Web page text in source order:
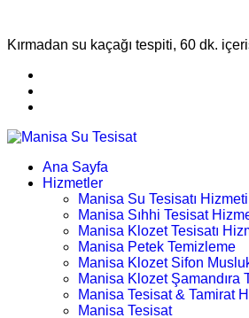
Kırmadan su kaçağı tespiti, 60 dk.
Ana Sayfa
Hizmetler
Manisa Su Tesisatı Hizmeti
Manisa Sıhhi Tesisat
Manisa Klozet Tesisatı
Manisa Petek Temizleme
Manisa Klozet Sifon Musluk
Manisa Klozet Şamandıra
Manisa Tesisat & Tamirat
Manisa Tesisat